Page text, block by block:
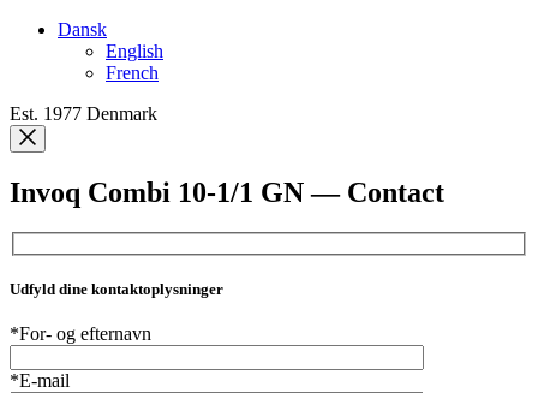
Dansk
English
French
Est. 1977 Denmark
Invoq Combi 10-1/1 GN — Contact
Udfyld dine kontaktoplysninger
*For- og efternavn
*E-mail